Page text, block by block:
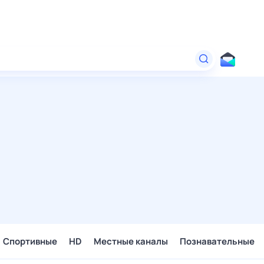
Спортивные HD Местные каналы Познавательные